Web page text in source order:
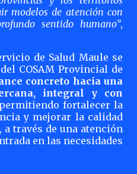
modelos de atención con
sentido humano”,
de Salud Maule se
COSAM Provincial de
concreto hacia una
integral y con
fortalecer la
y mejorar la calidad
a través de una atención
en las necesidades